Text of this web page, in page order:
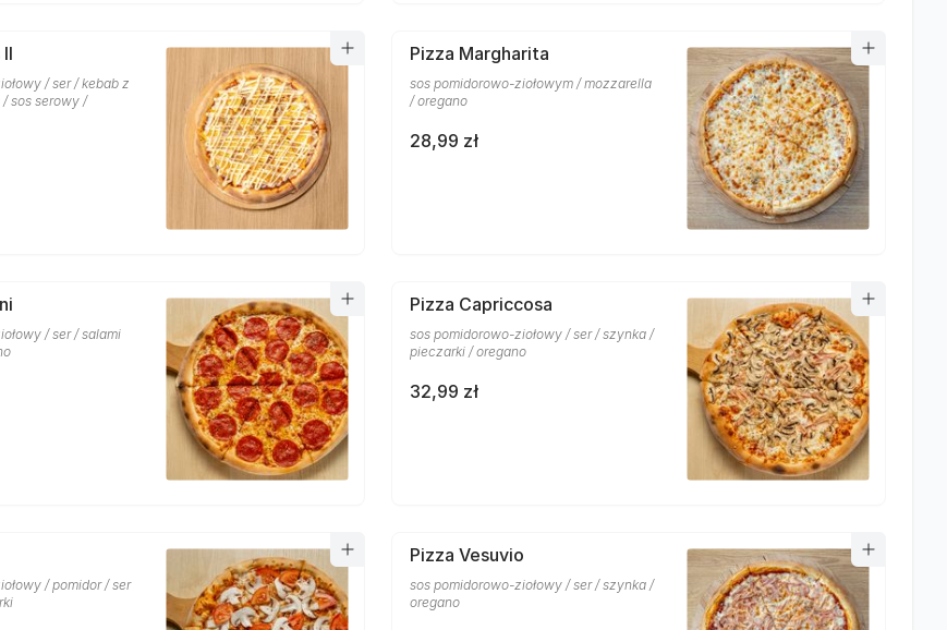
/ ser / kebab z
sos serowy /
Pizza Margharita
sos pomidorowo-ziołowym / mozzarella
/ oregano
28,99 zł
/ ser / salami
Pizza Capriccosa
sos pomidorowo-ziołowy / ser / szynka /
pieczarki / oregano
32,99 zł
/ pomidor / ser
Pizza Vesuvio
sos pomidorowo-ziołowy / ser / szynka /
oregano